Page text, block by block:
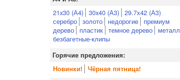
21x30 (А4) 30x40 (А3) 29.7х42 (А3)
серебро золото недорогие
премиум
дерево
пластик темное дерево
металл
безбагетные-клипы
Горячие предложения:
Новинки!
Чёрная пятница!